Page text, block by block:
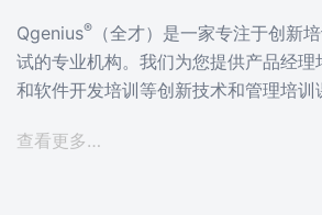
Qgenius®
（全才）是一家专注于创新
试的专业机构。我们为您提供产品经理
和软件开发培训等创新技术和管理培训
查看更多…